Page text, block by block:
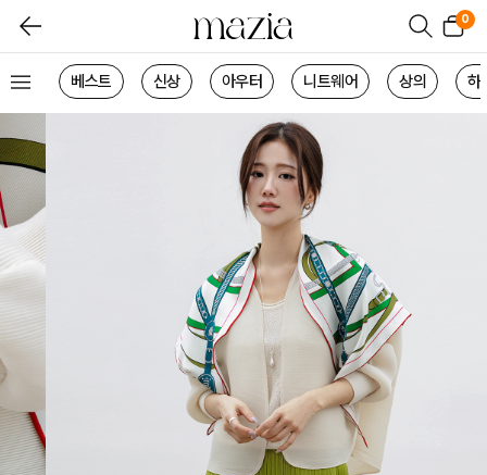
0
베스트 신상 아우터 니트웨어 상의 하